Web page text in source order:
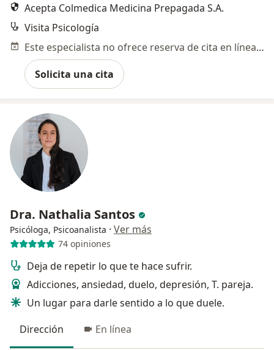
Acepta Colmedica Medicina Prepagada S.A.
Visita Psicología
Este especialista no ofrece reserva de cita en línea en esta dirección.
Solicita una cita
Dra. Nathalia Santos
Psicóloga, Psicoanalista · Ver más
74 opiniones
Deja de repetir lo que te hace sufrir.
Adicciones, ansiedad, duelo, depresión, T. pareja.
Un lugar para darle sentido a lo que duele.
Dirección
En línea